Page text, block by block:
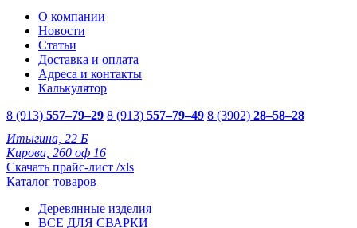
О компании
Новости
Статьи
Доставка и оплата
Адреса и контакты
Калькулятор
8 (913) 557–79–29 8 (913) 557–79–49 8 (3902) 28–58–28
Итыгина, 22 Б
Кирова, 260 оф 16
Скачать прайс-лист /xls
Каталог товаров
Деревянные изделия
ВСЕ ДЛЯ СВАРКИ